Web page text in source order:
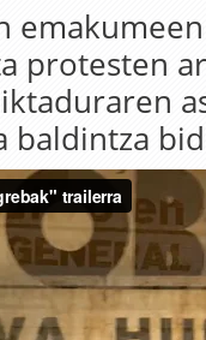
protesten
baldintza